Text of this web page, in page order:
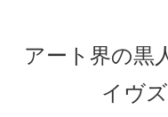
アート界の黒
イヴ